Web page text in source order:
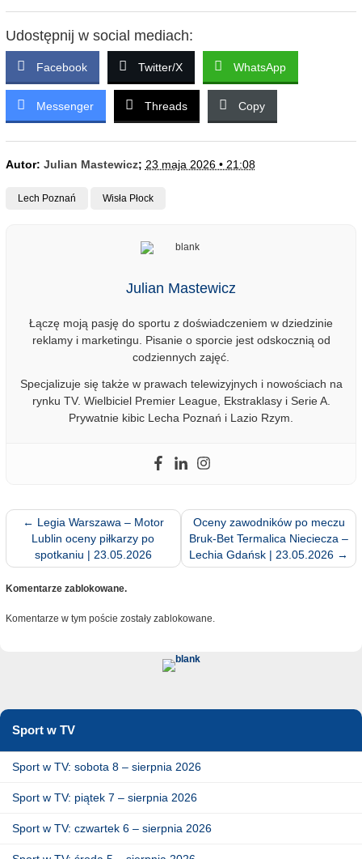
Udostępnij w social mediach:
Facebook Twitter/X WhatsApp
Messenger Threads Copy
Autor: Julian Mastewicz; 23 maja 2026 • 21:08
Lech Poznań Wisła Płock
Julian Mastewicz
Łączę moją pasję do sportu z doświadczeniem w dziedzinie
reklamy i marketingu. Pisanie o sporcie jest odskocznią od
codziennych zajęć.
Specjalizuje się także w prawach telewizyjnych i nowościach na
rynku TV. Wielbiciel Premier League, Ekstraklasy i Serie A.
Prywatnie kibic Lecha Poznań i Lazio Rzym.
← Legia Warszawa – Motor
Lublin oceny piłkarzy po
spotkaniu | 23.05.2026
Oceny zawodników po meczu
Bruk-Bet Termalica Nieciecza –
Lechia Gdańsk | 23.05.2026 →
Komentarze zablokowane.
Komentarze w tym poście zostały zablokowane.
Sport w TV
Sport w TV: sobota 8 – sierpnia 2026
Sport w TV: piątek 7 – sierpnia 2026
Sport w TV: czwartek 6 – sierpnia 2026